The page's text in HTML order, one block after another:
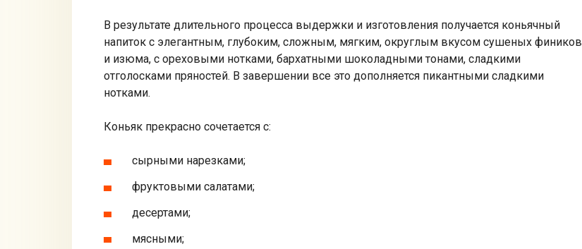
В результате длительного процесса выдержки и изготовления получается коньячный
напиток с элегантным, глубоким, сложным, мягким, округлым вкусом сушеных фиников
и изюма, с ореховыми нотками, бархатными шоколадными тонами, сладкими
отголосками пряностей. В завершении все это дополняется пикантными сладкими
нотками.
Коньяк прекрасно сочетается с:
сырными нарезками;
фруктовыми салатами;
десертами;
мясными;